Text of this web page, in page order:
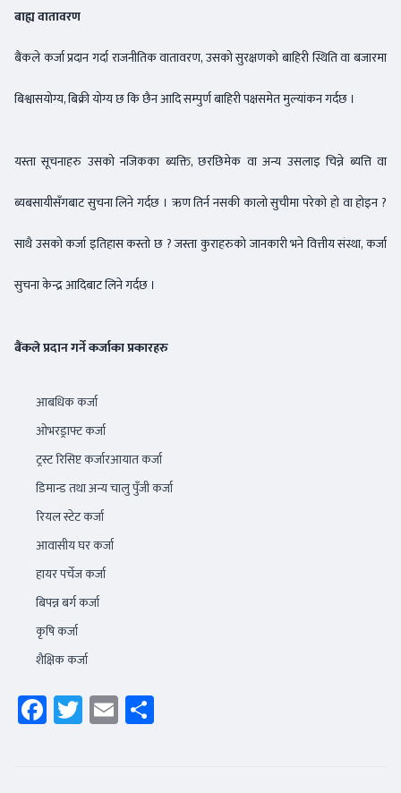
बाह्य वातावरण
बैंकले कर्जा प्रदान गर्दा राजनीतिक वातावरण, उसको सुरक्षणको बाहिरी स्थिति वा बजारमा
बिश्वासयोग्य, बिक्री योग्य छ कि छैन आदि सम्पुर्ण बाहिरी पक्षसमेत मुल्यांकन गर्दछ ।
यस्ता सूचनाहरु उसको नजिकका ब्यक्ति, छरछिमेक वा अन्य उसलाइ चिन्ने ब्यत्ति वा
ब्यबसायीसँगबाट सुचना लिने गर्दछ । ऋण तिर्न नसकी कालो सुचीमा परेको हो वा होइन ?
साथै उसको कर्जा इतिहास कस्तो छ ? जस्ता कुराहरुको जानकारी भने वित्तीय संस्था, कर्जा
सुचना केन्द्र आदिबाट लिने गर्दछ ।
बैंकले प्रदान गर्ने कर्जाका प्रकारहरु
आबधिक कर्जा
ओभरड्राफ्ट कर्जा
ट्रस्ट रिसिप्ट कर्जारआयात कर्जा
डिमान्ड तथा अन्य चालु पुँजी कर्जा
रियल स्टेट कर्जा
आवासीय घर कर्जा
हायर पर्चेज कर्जा
बिपन्न बर्ग कर्जा
कृषि कर्जा
शैक्षिक कर्जा
Facebook
Twitter
Email